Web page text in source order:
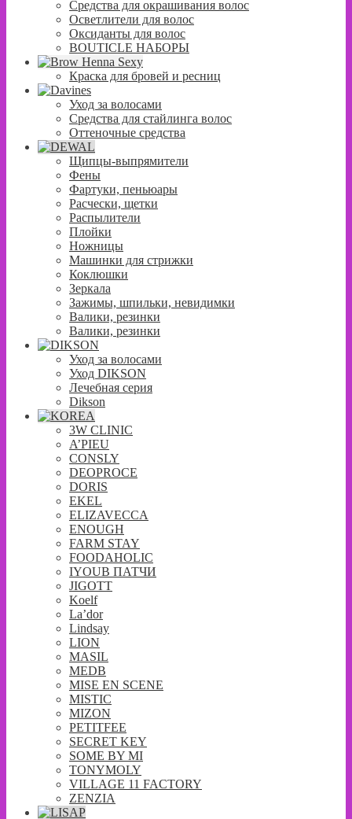
Средства для окрашивания волос
Осветлители для волос
Оксиданты для волос
BOUTICLE НАБОРЫ
Краска для бровей и ресниц
Уход за волосами
Средства для стайлинга волос
Оттеночные средства
Щипцы-выпрямители
Фены
Фартуки, пеньюары
Расчески, щетки
Распылители
Плойки
Ножницы
Машинки для стрижки
Коклюшки
Зеркала
Зажимы, шпильки, невидимки
Валики, резинки
Валики, резинки
Уход за волосами
Уход DIKSON
Лечебная серия
Dikson
3W CLINIC
A’PIEU
CONSLY
DEOPROCE
DORIS
EKEL
ELIZAVECCA
ENOUGH
FARM STAY
FOODAHOLIC
IYOUB ПАТЧИ
JIGOTT
Koelf
La’dor
Lindsay
LION
MASIL
MEDB
MISE EN SCENE
MISTIC
MIZON
PETITFEE
SECRET KEY
SOME BY MI
TONYMOLY
VILLAGE 11 FACTORY
ZENZIA